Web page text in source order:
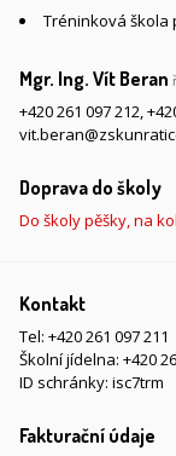
Tréninková škola
Mgr. Ing. Vít Beran
+420 261 097 212,
Doprava do školy
Do školy pěšky, na
Kontakt
Tel: +420 261 097 211
Školní jídelna: +420
ID schránky: isc7trm
Fakturační údaje